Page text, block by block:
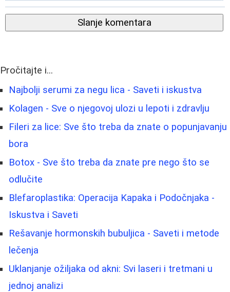
Slanje komentara
Pročitajte i...
Najbolji serumi za negu lica - Saveti i iskustva
Kolagen - Sve o njegovoj ulozi u lepoti i zdravlju
Fileri za lice: Sve što treba da znate o popunjavanju
bora
Botox - Sve što treba da znate pre nego što se
odlučite
Blefaroplastika: Operacija Kapaka i Podočnjaka -
Iskustva i Saveti
Rešavanje hormonskih bubuljica - Saveti i metode
lečenja
Uklanjanje ožiljaka od akni: Svi laseri i tretmani u
jednoj analizi